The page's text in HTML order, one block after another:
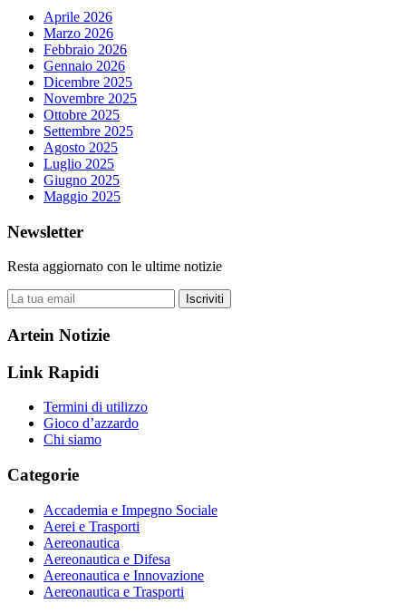
Aprile 2026
Marzo 2026
Febbraio 2026
Gennaio 2026
Dicembre 2025
Novembre 2025
Ottobre 2025
Settembre 2025
Agosto 2025
Luglio 2025
Giugno 2025
Maggio 2025
Newsletter
Resta aggiornato con le ultime notizie
Iscriviti
Artein Notizie
Link Rapidi
Termini di utilizzo
Gioco d’azzardo
Chi siamo
Categorie
Accademia e Impegno Sociale
Aerei e Trasporti
Aereonautica
Aereonautica e Difesa
Aereonautica e Innovazione
Aereonautica e Trasporti